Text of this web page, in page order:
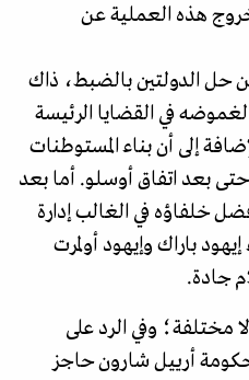
هذه العملية عن
الدولتين بالضبط، ذاك
في القضايا الرئيسة
إلى أن بناء المستوطنات
بعد اتفاق أوسلو. أما بعد
عام 1995، فقد فضل خلفاؤه في الغالب إدارة
باراك وإيهود أولمرت
جادة.
مختلفة؛ وفي الرد على
حكومة أرييل شارون حاجز